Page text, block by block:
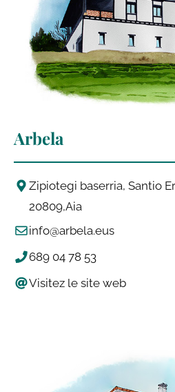
Arbela
Zipiotegi baserria, Santio
20809 Aia
info@arbela.eus
689 04 78 53
Visitez le site web